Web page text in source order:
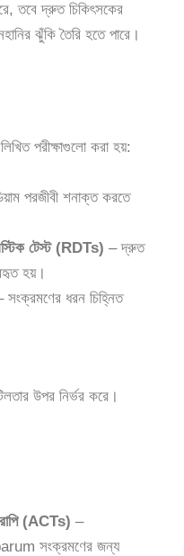
তবে দ্রুত চিকিৎসকের
ঝুঁকি তৈরি হতে পারে।
পরীক্ষাগুলো করা হয়:
পরজীবী শনাক্ত করতে
টেস্ট (RDTs) – দ্রুত
হয়।
ধরন চিহ্নিত
উপর নির্ভর করে।
(ACTs) –
সংক্রমণের জন্য